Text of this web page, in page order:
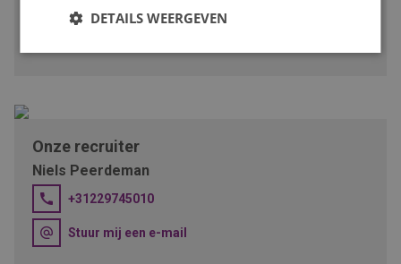
Facebook
LinkedIn
Onze recruiter
Niels Peerdeman
+31229745010
Stuur mij een e-mail
DETAILS WEERGEVEN